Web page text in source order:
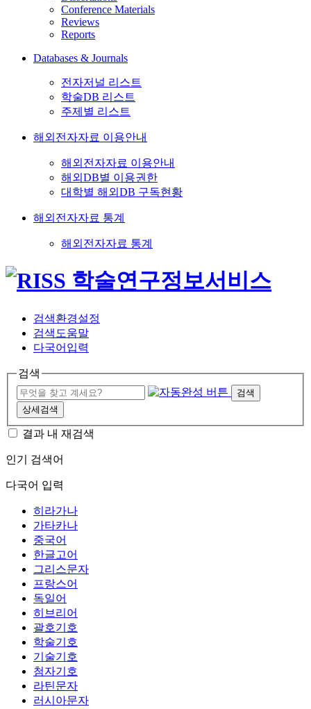
Conference Materials
Reviews
Reports
Databases & Journals
전자저널 리스트
학술DB 리스트
주제별 리스트
해외전자자료 이용안내
해외전자자료 이용안내
해외DB별 이용권한
대학별 해외DB 구독현황
해외전자자료 통계
해외전자자료 통계
검색환경설정
검색도움말
다국어입력
검색
검색
상세검색
결과 내 재검색
인기 검색어
다국어 입력
히라가나
가타카나
중국어
한글고어
그리스문자
프랑스어
독일어
히브리어
괄호기호
학술기호
기술기호
첨자기호
라틴문자
러시아문자